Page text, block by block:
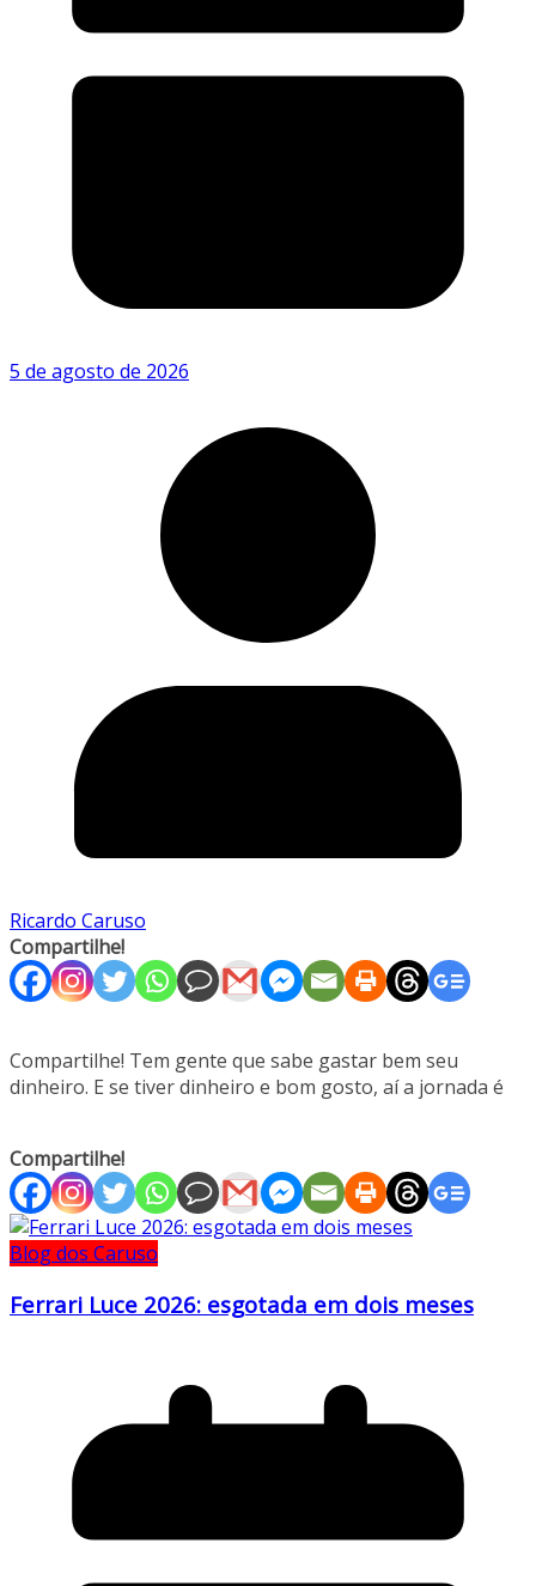
5 de agosto de 2026
Ricardo Caruso
Compartilhe!
Compartilhe! Tem gente que sabe gastar bem seu
dinheiro. E se tiver dinheiro e bom gosto, aí a jornada é
Compartilhe!
Blog dos Caruso
Ferrari Luce 2026: esgotada em dois meses